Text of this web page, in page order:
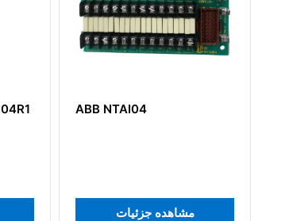
ماژول پردازش شبکه ABB
مشاهده جزئیات